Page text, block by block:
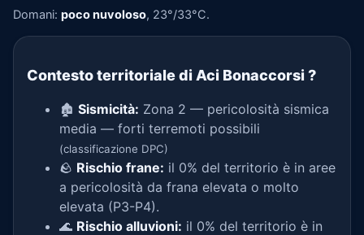
Domani: poco nuvoloso, 23°/33°C.
Contesto territoriale di Aci Bonaccorsi ?
🏚️ Sismicità: Zona 2 — pericolosità sismica
media — forti terremoti possibili
(classificazione DPC)
🪨 Rischio frane: il 0% del territorio è in aree
a pericolosità da frana elevata o molto
elevata (P3-P4).
🌊 Rischio alluvioni: il 0% del territorio è in